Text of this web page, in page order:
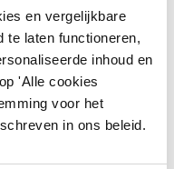
en vergelijkbare
te laten functioneren,
inhoud en
'Alle cookies
voor het
in ons beleid.
3 tot 5 werkdagen
51,97
Meer info